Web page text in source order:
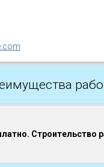
Строительство